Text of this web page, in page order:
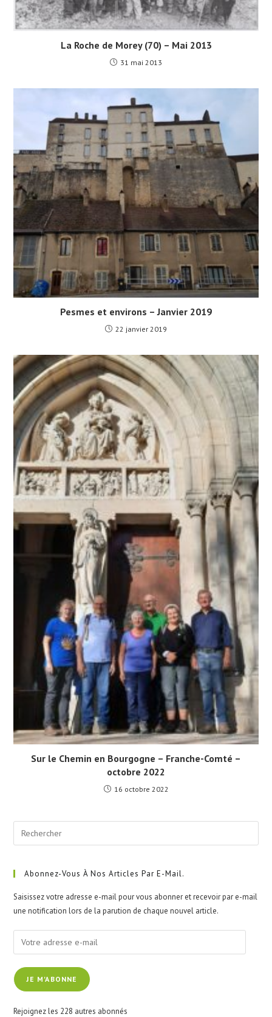
La Roche de Morey (70) – Mai 2013
31 mai 2013
Pesmes et environs – Janvier 2019
22 janvier 2019
Sur le Chemin en Bourgogne – Franche-Comté –
octobre 2022
16 octobre 2022
Abonnez-Vous À Nos Articles Par E-Mail.
Saisissez votre adresse e-mail pour vous abonner et recevoir par e-mail
une notification lors de la parution de chaque nouvel article.
Votre
adresse
e-
mailJE M'ABONNE
Rejoignez les 228 autres abonnés